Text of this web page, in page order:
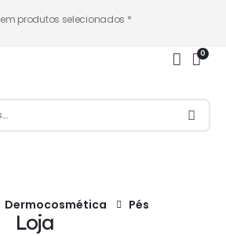
em produtos selecionados *
0
Dermocosmética Pés
Loja